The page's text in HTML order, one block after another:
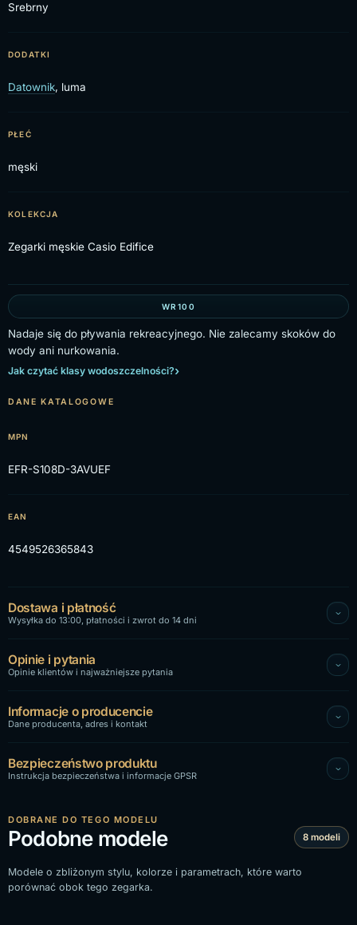
Srebrny
DODATKI
Datownik, luma
PŁEĆ
męski
KOLEKCJA
Zegarki męskie Casio Edifice
WR100
Nadaje się do pływania rekreacyjnego. Nie zalecamy skoków do
wody ani nurkowania.
Jak czytać klasy wodoszczelności?
DANE KATALOGOWE
MPN
EFR-S108D-3AVUEF
EAN
4549526365843
Dostawa i płatność
Wysyłka do 13:00, płatności i zwrot do 14 dni
Opinie i pytania
Opinie klientów i najważniejsze pytania
Informacje o producencie
Dane producenta, adres i kontakt
Bezpieczeństwo produktu
Instrukcja bezpieczeństwa i informacje GPSR
DOBRANE DO TEGO MODELU
Podobne modele 8 modeli
Modele o zbliżonym stylu, kolorze i parametrach, które warto
porównać obok tego zegarka.